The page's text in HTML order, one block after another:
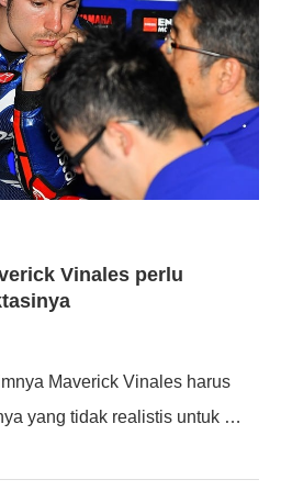
Vinales perlu
Maverick Vinales harus
yang tidak realistis untuk …